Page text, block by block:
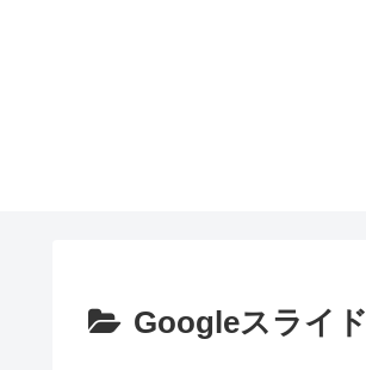
Googleスライド